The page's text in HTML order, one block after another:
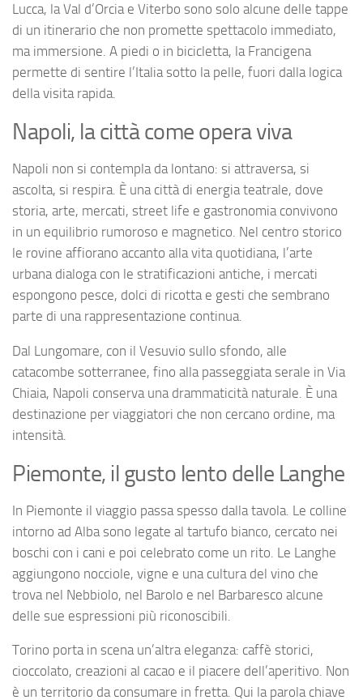
Lucca, la Val d’Orcia e Viterbo sono solo alcune delle tappe
di un itinerario che non promette spettacolo immediato,
ma immersione. A piedi o in bicicletta, la Francigena
permette di sentire l’Italia sotto la pelle, fuori dalla logica
della visita rapida.
Napoli, la città come opera viva
Napoli non si contempla da lontano: si attraversa, si
ascolta, si respira. È una città di energia teatrale, dove
storia, arte, mercati, street life e gastronomia convivono
in un equilibrio rumoroso e magnetico. Nel centro storico
le rovine affiorano accanto alla vita quotidiana, l’arte
urbana dialoga con le stratificazioni antiche, i mercati
espongono pesce, dolci di ricotta e gesti che sembrano
parte di una rappresentazione continua.
Dal Lungomare, con il Vesuvio sullo sfondo, alle
catacombe sotterranee, fino alla passeggiata serale in Via
Chiaia, Napoli conserva una drammaticità naturale. È una
destinazione per viaggiatori che non cercano ordine, ma
intensità.
Piemonte, il gusto lento delle Langhe
In Piemonte il viaggio passa spesso dalla tavola. Le colline
intorno ad Alba sono legate al tartufo bianco, cercato nei
boschi con i cani e poi celebrato come un rito. Le Langhe
aggiungono nocciole, vigne e una cultura del vino che
trova nel Nebbiolo, nel Barolo e nel Barbaresco alcune
delle sue espressioni più riconoscibili.
Torino porta in scena un’altra eleganza: caffè storici,
cioccolato, creazioni al cacao e il piacere dell’aperitivo. Non
è un territorio da consumare in fretta. Qui la parola chiave